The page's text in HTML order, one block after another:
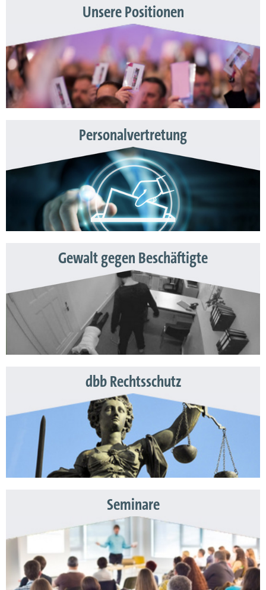
Unsere Positionen
Personalvertretung
Gewalt gegen Beschäftigte
dbb Rechtsschutz
Seminare